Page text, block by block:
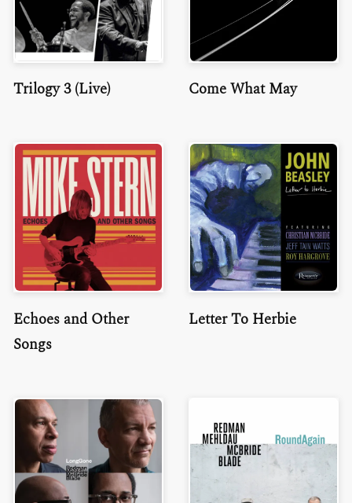
Trilogy 3 (Live) Come What May
Echoes and Other
Songs
Letter To Herbie